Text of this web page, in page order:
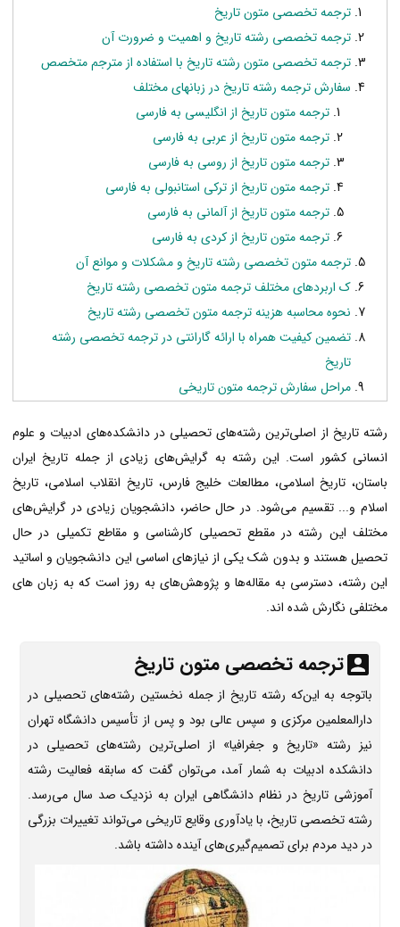
ترجمه تخصصی متون تاریخ
ترجمه تخصصی رشته تاریخ و اهمیت و ضرورت آن
ترجمه تخصصی متون رشته تاریخ با استفاده از مترجم متخصص
سفارش ترجمه رشته تاریخ در زبانهای مختلف
ترجمه متون تاریخ از انگلیسی به فارسی
ترجمه متون تاریخ از عربی به فارسی
ترجمه متون تاریخ از روسی به فارسی
ترجمه متون تاریخ از ترکی استانبولی به فارسی
ترجمه متون تاریخ از آلمانی به فارسی
ترجمه متون تاریخ از کردی به فارسی
ترجمه متون تخصصی رشته تاریخ و مشکلات و موانع آن
ک اربردهای مختلف ترجمه متون تخصصی رشته تاریخ
نحوه محاسبه هزینه ترجمه متون تخصصی رشته تاریخ
تضمین کیفیت همراه با ارائه گارانتی در ترجمه تخصصی رشته
تاریخ
مراحل سفارش ترجمه متون تاریخی
رشته تاریخ از اصلی‌ترین رشته‌های تحصیلی در دانشکده‌های ادبیات و علوم
انسانی کشور است. این رشته به گرایش‌های زیادی از جمله تاریخ ایران
باستان، تاریخ اسلامی، مطالعات خلیج فارس، تاریخ انقلاب اسلامی، تاریخ
اسلام و... تقسیم می‌شود. در حال حاضر، دانشجویان زیادی در گرایش‌های
مختلف این رشته در مقطع تحصیلی کارشناسی و مقاطع تکمیلی در حال
تحصیل هستند و بدون شک یکی از نیازهای اساسی این دانشجویان و اساتید
این رشته، دسترسی به مقاله‌ها و پژوهش‌های به روز است که به زبان های
مختلفی نگارش شده اند.
ترجمه تخصصی متون تاریخ
باتوجه به این‌که رشته تاریخ از جمله نخستین رشته‌های تحصیلی در
دارالمعلمین مرکزی و سپس عالی بود و پس از تأسیس دانشگاه تهران
نیز رشته «تاریخ و جغرافیا» از اصلی‌ترین رشته‌های تحصیلی در
دانشکده ادبیات به شمار آمد، می‌توان گفت که سابقه فعالیت رشته
آموزشی تاریخ در نظام دانشگاهی ایران به نزدیک صد سال می‌رسد.
رشته تخصصی تاریخ، با یادآوری وقایع تاریخی می‌تواند تغییرات بزرگی
در دید مردم برای تصمیم‌گیری‌های آینده داشته باشد.